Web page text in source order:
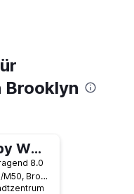
Brooklyn
Super 8 by Wyndham Brooklyn
8.0
419 South Main/M50, Brooklyn, MI, USA